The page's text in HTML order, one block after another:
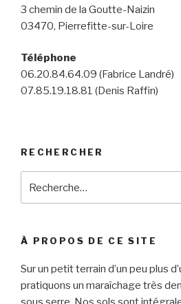
3 chemin de la Goutte-Naizin
03470, Pierrefitte-sur-Loire
Téléphone
06.20.84.64.09 (Fabrice Landré)
07.85.19.18.81 (Denis Raffin)
RECHERCHER
pour
À PROPOS DE CE SITE
Sur un petit terrain d’un peu plus
pratiquons un maraîchage très